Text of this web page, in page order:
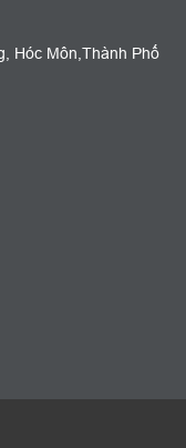
Hóc Môn,Thành Phố